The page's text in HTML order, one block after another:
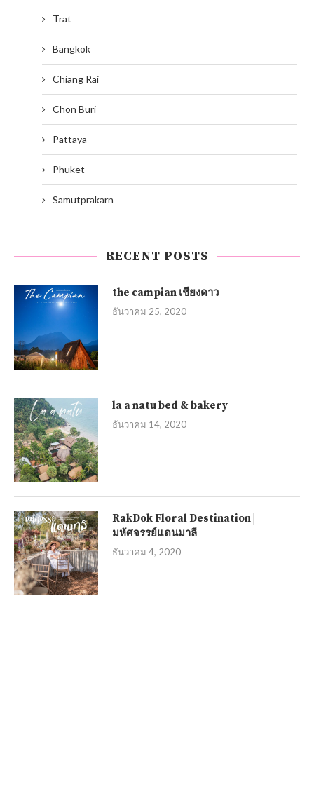
Trat
Bangkok
Chiang Rai
Chon Buri
Pattaya
Phuket
Samutprakarn
RECENT POSTS
the campian เชียงดาว
ธันวาคม 25, 2020
la a natu bed & bakery
ธันวาคม 14, 2020
RakDok Floral Destination |
มหัศจรรย์แดนมาลี
ธันวาคม 4, 2020